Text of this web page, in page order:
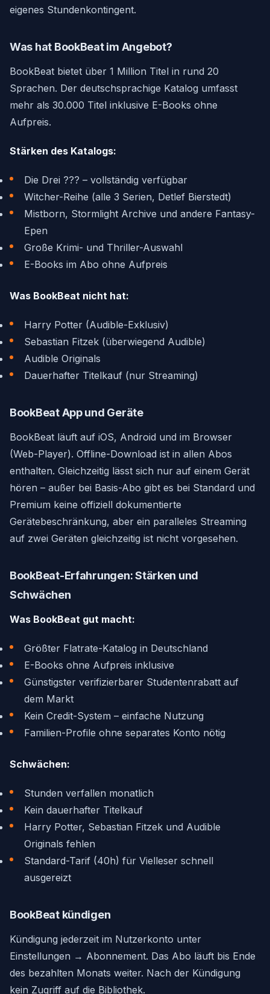
eigenes Stundenkontingent.
Was hat BookBeat im Angebot?
BookBeat bietet über 1 Million Titel in rund 20
Sprachen. Der deutschsprachige Katalog umfasst
mehr als 30.000 Titel inklusive E-Books ohne
Aufpreis.
Stärken des Katalogs:
Die Drei ??? – vollständig verfügbar
Witcher-Reihe (alle 3 Serien, Detlef Bierstedt)
Mistborn, Stormlight Archive und andere Fantasy-
Epen
Große Krimi- und Thriller-Auswahl
E-Books im Abo ohne Aufpreis
Was BookBeat nicht hat:
Harry Potter (Audible-Exklusiv)
Sebastian Fitzek (überwiegend Audible)
Audible Originals
Dauerhafter Titelkauf (nur Streaming)
BookBeat App und Geräte
BookBeat läuft auf iOS, Android und im Browser
(Web-Player). Offline-Download ist in allen Abos
enthalten. Gleichzeitig lässt sich nur auf einem Gerät
hören – außer bei Basis-Abo gibt es bei Standard und
Premium keine offiziell dokumentierte
Gerätebeschränkung, aber ein paralleles Streaming
auf zwei Geräten gleichzeitig ist nicht vorgesehen.
BookBeat-Erfahrungen: Stärken und
Schwächen
Was BookBeat gut macht:
Größter Flatrate-Katalog in Deutschland
E-Books ohne Aufpreis inklusive
Günstigster verifizierbarer Studentenrabatt auf
dem Markt
Kein Credit-System – einfache Nutzung
Familien-Profile ohne separates Konto nötig
Schwächen:
Stunden verfallen monatlich
Kein dauerhafter Titelkauf
Harry Potter, Sebastian Fitzek und Audible
Originals fehlen
Standard-Tarif (40h) für Vielleser schnell
ausgereizt
BookBeat kündigen
Kündigung jederzeit im Nutzerkonto unter
Einstellungen → Abonnement. Das Abo läuft bis Ende
des bezahlten Monats weiter. Nach der Kündigung
kein Zugriff auf die Bibliothek.